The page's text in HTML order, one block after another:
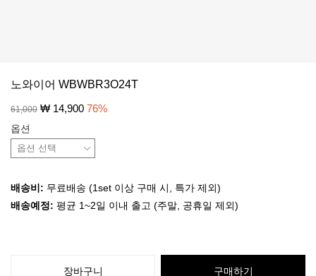
노와이어 WBWBR3O24T
61,000 ₩ 14,900 76%
옵션
배송비: 무료배송 (1set 이상 구매 시, 특가 제외)
배송예정: 평균 1~2일 이내 출고 (주말, 공휴일 제외)
장바구니 구매하기